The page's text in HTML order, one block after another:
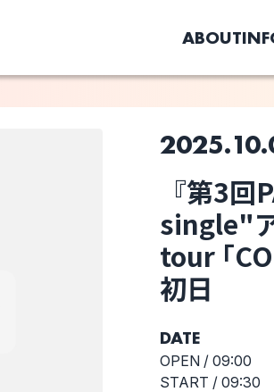
ABOUT
Jose
『第3
single"
tour ｢
初日
DATE
OPEN / 09:00
START / 09:30
このライブの取り置きは終了し